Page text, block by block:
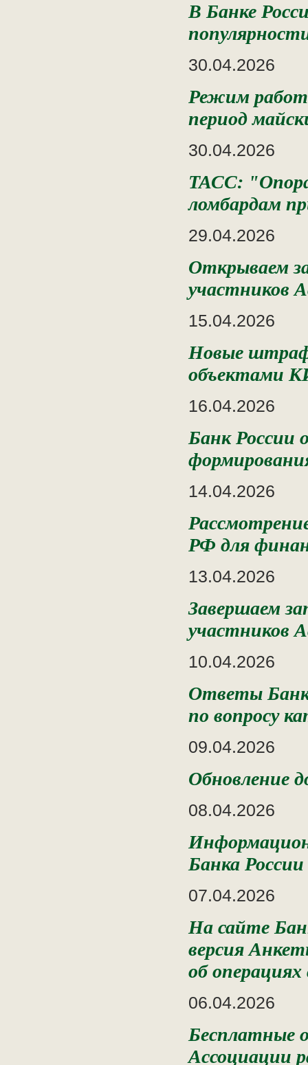
В Банке
30.04.2026
Режим
период
30.04.2026
ТАСС:
ломбардам
29.04.2026
Открываем
участников
15.04.2026
Новые
объектами
16.04.2026
Банк России
14.04.2026
РФ для
13.04.2026
Завершаем
участников
10.04.2026
Ответы
по вопросу
09.04.2026
Обновление
08.04.2026
Банка
07.04.2026
На сайте
версия
об
06.04.2026
Бесплатные
Ассоциации